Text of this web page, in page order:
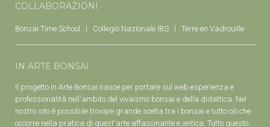
COLLABORAZIONI
Bonsai Time School Collegio Nazionale IBS Terre en Vadrouille
IN ARTE BONSAI
Il progetto In Arte Bonsai nasce per portare sul web esperienza e
professionalità nell'ambito del vivaismo bonsai e della didattica. Nel
nostro sito è possibile trovare grande scelta tra i bonsai e tutto ciò che
occorre nella pratica di quest'arte affascinante e antica. Tutto questo